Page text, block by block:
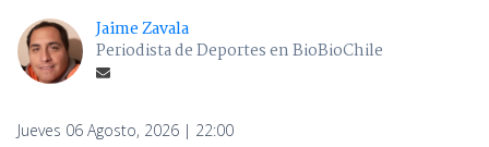
Jaime Zavala
Periodista de Deportes en BioBioChile
Jueves 06 Agosto, 2026 | 22:00